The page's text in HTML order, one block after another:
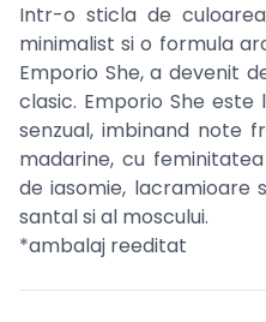
Intr-o sticla de
minimalist si o formula
Emporio She, a devenit
clasic. Emporio She
senzual, imbinand note
madarine, cu
de iasomie, lacramioare
santal si al moscului.
*ambalaj reeditat